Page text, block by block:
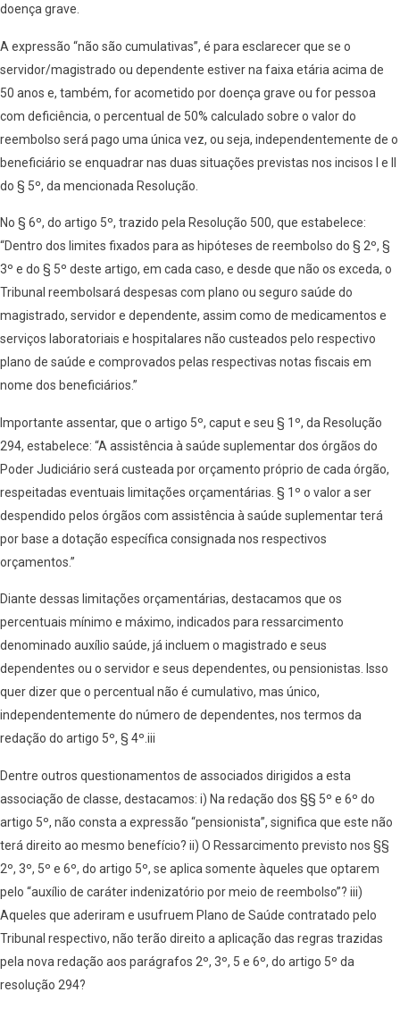
doença grave.
A expressão “não são cumulativas”, é para esclarecer que se o
servidor/magistrado ou dependente estiver na faixa etária acima de
50 anos e, também, for acometido por doença grave ou for pessoa
com deficiência, o percentual de 50% calculado sobre o valor do
reembolso será pago uma única vez, ou seja, independentemente de o
beneficiário se enquadrar nas duas situações previstas nos incisos I e II
do § 5º, da mencionada Resolução.
No § 6º, do artigo 5º, trazido pela Resolução 500, que estabelece:
“Dentro dos limites fixados para as hipóteses de reembolso do § 2º, §
3º e do § 5º deste artigo, em cada caso, e desde que não os exceda, o
Tribunal reembolsará despesas com plano ou seguro saúde do
magistrado, servidor e dependente, assim como de medicamentos e
serviços laboratoriais e hospitalares não custeados pelo respectivo
plano de saúde e comprovados pelas respectivas notas fiscais em
nome dos beneficiários.”
Importante assentar, que o artigo 5º, caput e seu § 1º, da Resolução
294, estabelece: “A assistência à saúde suplementar dos órgãos do
Poder Judiciário será custeada por orçamento próprio de cada órgão,
respeitadas eventuais limitações orçamentárias. § 1º o valor a ser
despendido pelos órgãos com assistência à saúde suplementar terá
por base a dotação específica consignada nos respectivos
orçamentos.”
Diante dessas limitações orçamentárias, destacamos que os
percentuais mínimo e máximo, indicados para ressarcimento
denominado auxílio saúde, já incluem o magistrado e seus
dependentes ou o servidor e seus dependentes, ou pensionistas. Isso
quer dizer que o percentual não é cumulativo, mas único,
independentemente do número de dependentes, nos termos da
redação do artigo 5º, § 4º.iii
Dentre outros questionamentos de associados dirigidos a esta
associação de classe, destacamos: i) Na redação dos §§ 5º e 6º do
artigo 5º, não consta a expressão “pensionista”, significa que este não
terá direito ao mesmo benefício? ii) O Ressarcimento previsto nos §§
2º, 3º, 5º e 6º, do artigo 5º, se aplica somente àqueles que optarem
pelo “auxílio de caráter indenizatório por meio de reembolso”? iii)
Aqueles que aderiram e usufruem Plano de Saúde contratado pelo
Tribunal respectivo, não terão direito a aplicação das regras trazidas
pela nova redação aos parágrafos 2º, 3º, 5 e 6º, do artigo 5º da
resolução 294?